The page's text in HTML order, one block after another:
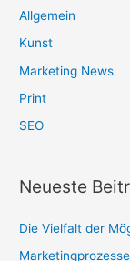
Allgemein
Kunst
Marketing News
Print
SEO
Neueste
Die Vielfalt der